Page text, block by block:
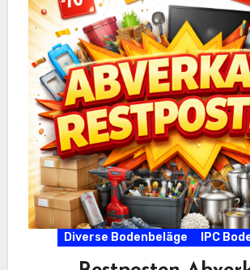
Diverse Bodenbeläge IPC